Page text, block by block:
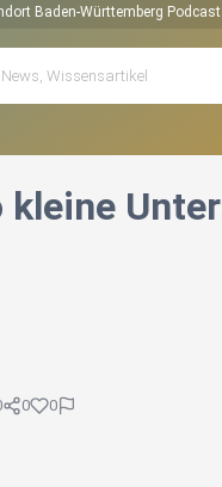
Baden-Württemberg Podcast
0 0